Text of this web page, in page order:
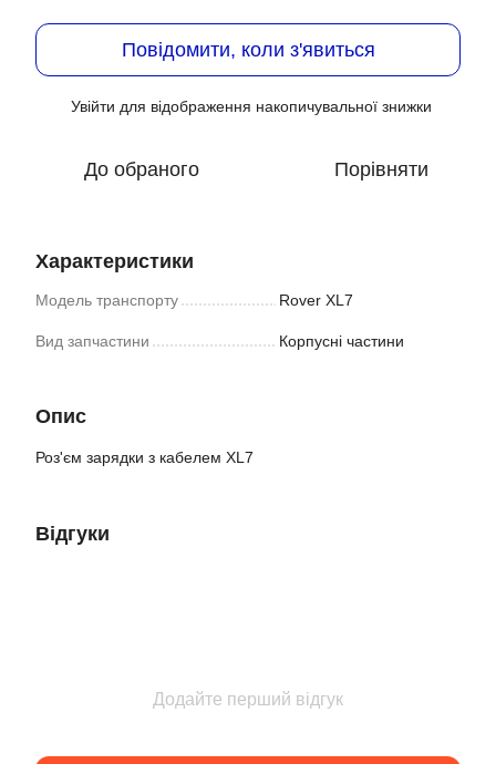
Повідомити, коли з'явиться
Увійти для відображення накопичувальної знижки
До обраного Порівняти
Характеристики
Модель транспорту Rover XL7
Вид запчастини Корпусні частини
Опис
Роз'єм зарядки з кабелем XL7
Відгуки
Додайте перший відгук